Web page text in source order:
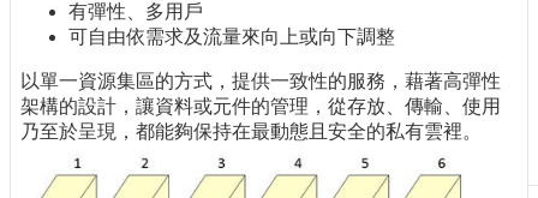
刊
物
校
有彈性、多用戶
可自由依需求及流量來向上或向下調整
以單一資源集區的方式，提供一致性的服務，藉著高彈性
架構的設計，讓資料或元件的管理，從存放、傳輸、使用
乃至於呈現，都能夠保持在最動態且安全的私有雲裡。